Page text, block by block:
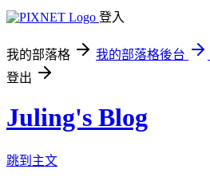
登入
我的部落格 我的部落格後台
登出
Juling's Blog
跳到主文